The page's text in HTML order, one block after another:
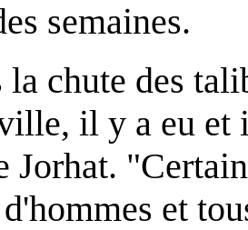
semaines.
chute des
il y a eu et
Jorhat.
et